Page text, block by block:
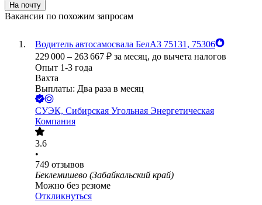
На почту
Вакансии по похожим запросам
Водитель автосамосвала БелАЗ 75131, 75306
229 000 – 263 667 ₽ за месяц, до вычета налогов
Опыт 1-3 года
Вахта
Выплаты: Два раза в месяц
СУЭК, Сибирская Угольная Энергетическая
Компания
3.6
•
749 отзывов
Беклемишево (Забайкальский край)
Можно без резюме
Откликнуться